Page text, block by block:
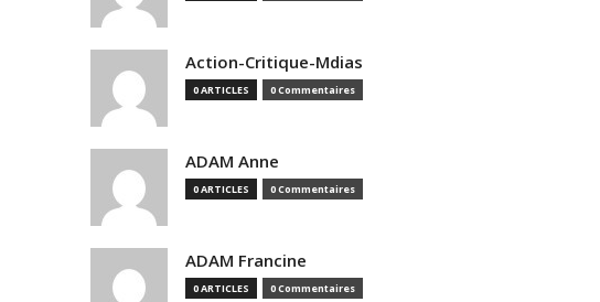
Action-Critique-Mdias
0 ARTICLES 0 Commentaires
ADAM Anne
0 ARTICLES 0 Commentaires
ADAM Francine
0 ARTICLES 0 Commentaires